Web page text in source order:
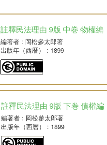
註釋民法理由 9版 中巻 物權編
編著者: 岡松參太郎著
出版年（西暦）
: 1899
註釋民法理由 9版 下巻 債權編
編著者: 岡松參太郎著
出版年（西暦）
: 1899